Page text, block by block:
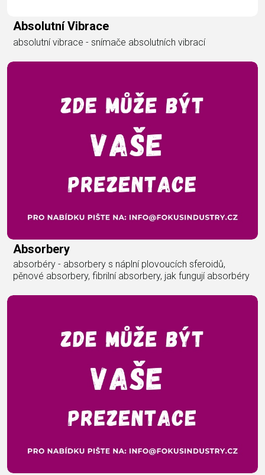
Absolutní Vibrace
absolutní vibrace - snímače absolutních vibrací
Absorbery
absorbéry - absorbery s náplní plovoucích sferoidů,
pěnové absorbery, fibrilní absorbery, jak fungují absorbéry